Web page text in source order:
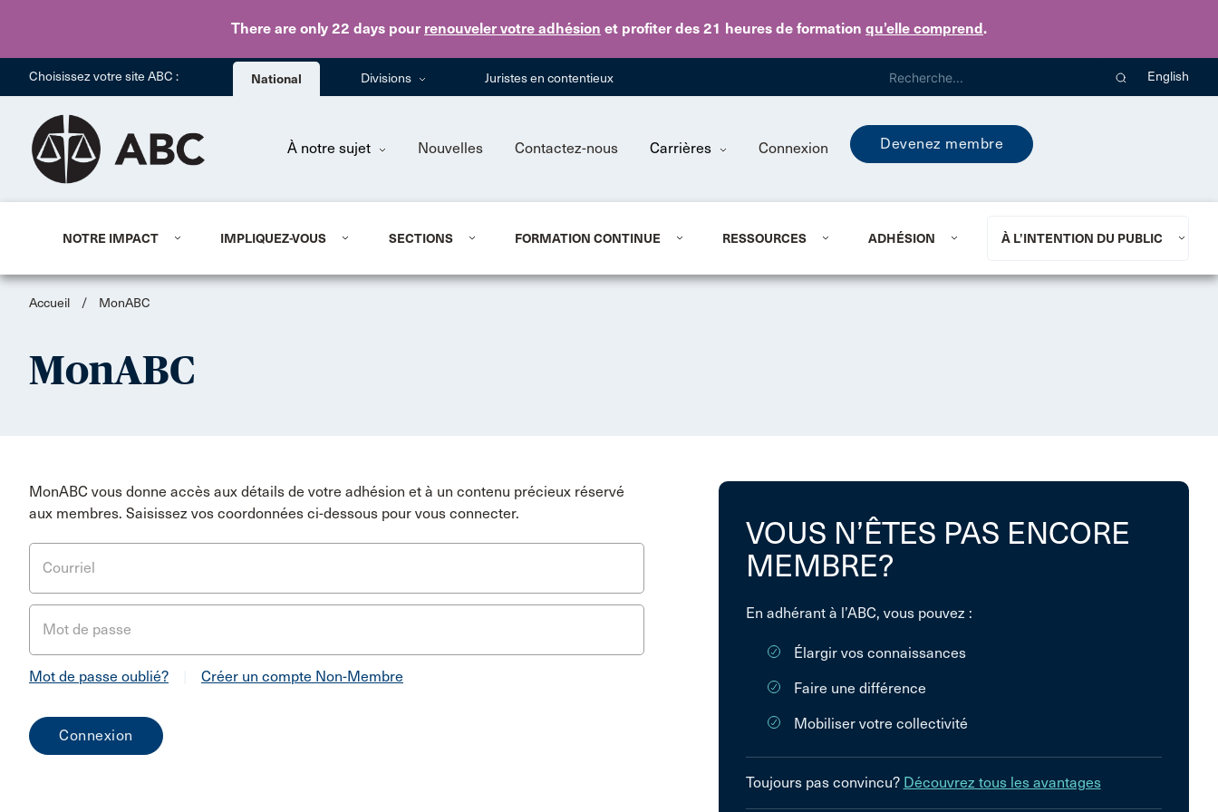
There are only 22 days pour renouveler votre adhésion et profiter des 21 heures de formation qu’elle comprend.
Skip to main content
Choisissez votre site ABC : National Divisions Juristes en contentieux English
À notre sujet Nouvelles Contactez-nous Carrières Connexion Devenez membre
NOTRE IMPACT IMPLIQUEZ-VOUS SECTIONS FORMATION CONTINUE RESSOURCES ADHÉSION À L’INTENTION DU PUBLIC
Accueil / MonABC
MonABC
MonABC vous donne accès aux détails de votre adhésion et à un contenu précieux réservé
aux membres. Saisissez vos coordonnées ci-dessous pour vous connecter.
Courriel
Mot de passe
Mot de passe oublié? Créer un compte Non-Membre
VOUS N’ÊTES PAS ENCORE
MEMBRE?
En adhérant à l’ABC, vous pouvez :
Élargir vos connaissances
Faire une différence
Mobiliser votre collectivité
Toujours pas convincu? Découvrez tous les avantages